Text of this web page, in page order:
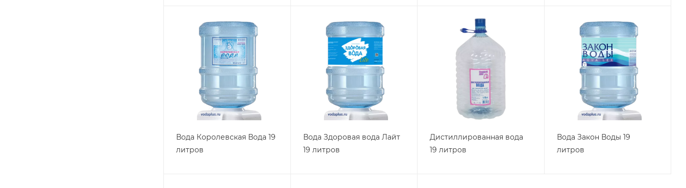
Вода Королевская Вода 19
литров
Вода Здоровая вода Лайт
19 литров
Дистиллированная вода
19 литров
Вода Закон Воды 19
литров